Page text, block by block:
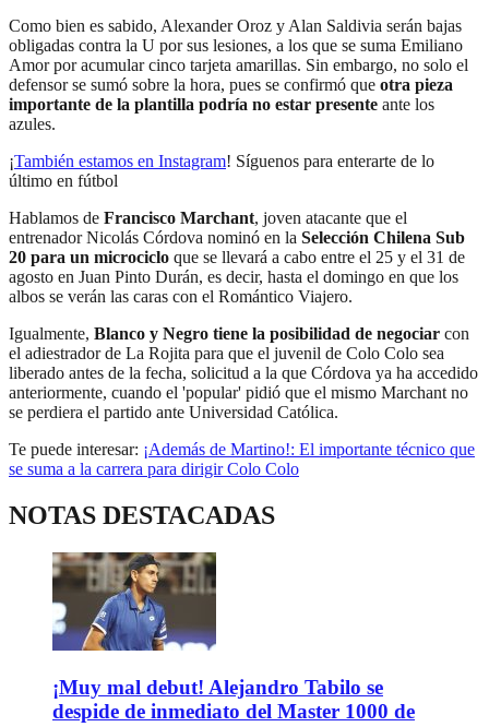
Como bien es sabido, Alexander Oroz y Alan Saldivia serán bajas
obligadas contra la U por sus lesiones, a los que se suma Emiliano
Amor por acumular cinco tarjeta amarillas. Sin embargo, no solo el
defensor se sumó sobre la hora, pues se confirmó que otra pieza
importante de la plantilla podría no estar presente ante los
azules.
¡También estamos en Instagram! Síguenos para enterarte de lo
último en fútbol
Hablamos de Francisco Marchant, joven atacante que el
entrenador Nicolás Córdova nominó en la Selección Chilena Sub
20 para un microciclo que se llevará a cabo entre el 25 y el 31 de
agosto en Juan Pinto Durán, es decir, hasta el domingo en que los
albos se verán las caras con el Romántico Viajero.
Igualmente, Blanco y Negro tiene la posibilidad de negociar con
el adiestrador de La Rojita para que el juvenil de Colo Colo sea
liberado antes de la fecha, solicitud a la que Córdova ya ha accedido
anteriormente, cuando el 'popular' pidió que el mismo Marchant no
se perdiera el partido ante Universidad Católica.
Te puede interesar: ¡Además de Martino!: El importante técnico que
se suma a la carrera para dirigir Colo Colo
NOTAS DESTACADAS
¡Muy mal debut! Alejandro Tabilo se
despide de inmediato del Master 1000 de